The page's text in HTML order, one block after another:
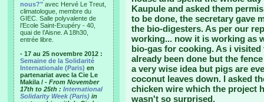
nous?" avec Hervé Le Treut,
climatologue, membre du
GIEC. Salle polyvalente de
l’Ecole Saint-Exupéry - 40,
quai de l’Aisne. A 18h30,
entrée libre.
- 17 au 25 novembre 2012 :
Semaine de la Solidarité
Internationale (Paris) en
partenariat avec la Cie Le
Makila / - From November
17th to 25th : International
Solidarity Week (Paris) in
Kaupule and asked them
to be done, the secretary gave
the bio-digesters. As per our
working... now it is working as
bio-gas for cooking. As i
already been done but the
a very wise idea but pigs are
coconut leaves down. I asked
chicken wire which the project
wasn't so surprised.